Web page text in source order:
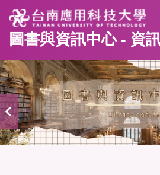
跳
到
主
內
容
區
圖書與資訊中心 - 資